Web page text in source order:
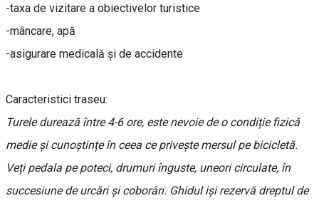
-taxa de vizitare a obiectivelor turistice
-mâncare, apă
-asigurare medicală și de accidente
Caracteristici traseu:
Turele durează între 4-6 ore, este nevoie de o condiție fizică
medie și cunoștințe în ceea ce privește mersul pe bicicletă.
Veți pedala pe poteci, drumuri înguste, uneori circulate, în
succesiune de urcări și coborâri. Ghidul iși rezervă dreptul de